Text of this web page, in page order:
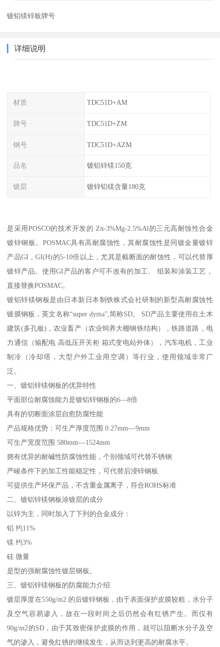
镀铝镁锌板牌号
详细说明
材质 TDC51D+AM
牌号 TDC51D+ZM
钢号 TDC51D+AZM
品名 镀铝锌镁150克
镀层 镀锌铝镁含量180克
是采用POSCO的技术开发的 Zn-3%Mg-2.5%Al的三元高耐蚀性合金
镀锌钢板。POSMAC具有高耐腐蚀性，其耐腐蚀性是同镀金量镀锌
产品GI，GI(H)的5-10倍以上，尤其是截断面的耐蚀性，可以代替厚
镀锌产品。使用GI产品的客户可不改有的加工、 组装和涂装工艺，
直接替换POSMAC。
镀铝锌镁钢板是由日本新日本制铁株式会社研制的新型高耐腐蚀性
镀膜钢板，英文名称“super dyma”,简称SD。 SD产品主要使用在土木
建筑(多孔板)，农业畜产（农业饲养大棚钢铁结构），铁路道路，电
力通信（输配电 高低压开关柜 箱式变电站外体），汽车电机，工业
制冷（冷却塔，大型户外工业用空调）等行业，使用领域非常广
泛。
一、镀铝锌镁钢板的优异特性
平面部位耐腐蚀能力是镀铝锌钢板的6—8倍
具有的切断面涂层自愈防腐性能
产品规格优势：可生产厚度范围 0.27mm---9mm
可生产宽度范围 580mm---1524mm
拥有优异的耐碱性防腐蚀性能，个别领域可代替不锈钢
严峻条件下的加工性能稳定性，可代替后浸锌钢板
可提供生产环保产品，不含重金属离子，符合ROHS标准
二、镀铝锌镁钢板涂镀层的成分
以锌为主，同时加入了下列的合金成分：
铝 约11%
镁 约3%
硅 微量
是型的强耐腐蚀性镀层钢板。
三、镀铝锌镁钢板的防腐能力介绍
镀层厚度在550g/m2 的后镀锌钢板，由于表面保护皮膜较粗，水分子
及空气容易渗入，故在一段时间之后仍然会有红锈产生。而仅有
90g/m2的SD，由于其致密保护皮膜的作用，就可以阻断水分子及空
气的渗入，避免红锈的继续发生，从而达到更高的耐腐水平。